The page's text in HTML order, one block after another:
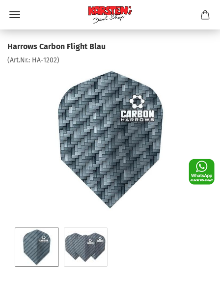
Harrows Carbon Flight Blau
(Art.Nr.: HA-1202)